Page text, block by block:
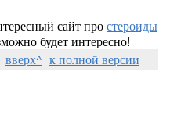
сайт простероиды
будет интересно!
вверх^ к полной версии